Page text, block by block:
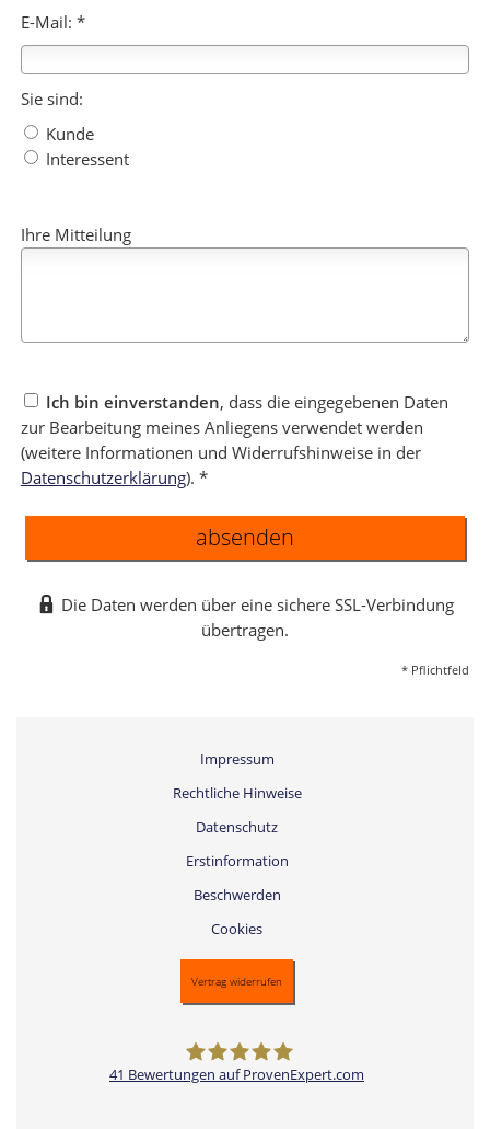
E-Mail: *
Sie sind:
Kunde
Interessent
Ihre Mitteilung
Ich bin einverstanden, dass die eingegebenen Daten
zur Bearbeitung meines Anliegens verwendet werden
(weitere Informationen und Widerrufshinweise in der
Datenschutzerklärung). *
absenden
Die Daten werden über eine sichere SSL-Verbindung
übertragen.
* Pflichtfeld
Impressum
Rechtliche Hinweise
Datenschutz
Erstinformation
Beschwerden
Cookies
Vertrag widerrufen
41 Bewertungen auf ProvenExpert.com